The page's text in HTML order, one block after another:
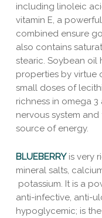
including linoleic
vitamin E, a
combined ensure
also contains
stearic. Soybean
properties by virtue
small doses of
richness in omega
nervous system and
source of energy.
BLUEBERRY is very
mineral salts,
potassium. It is a
anti-infective, anti-
hypoglycemic; is